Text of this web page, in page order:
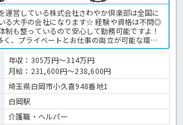
運営している株式会社さわやか倶楽部は全国に
る大手の会社になります☆ 経験や資格は不問◎
制も整っているので安心して勤務可能ですよ！
く、プライベートとお仕事の両立が可能な環境
歳で長く勤務することも可能で、65歳以降も
けるので安心の職場です〇 求人が気になる方は
い合わせください！ 有料老人ホームでの介護業
職 正職員 有料老人ホームの求人＞
年収：305万円～314万円
月給：231,600円～238,600円
埼玉県白岡市小久喜948番地1
白岡駅
介護職・ヘルパー